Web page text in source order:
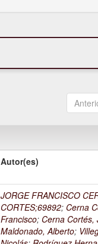
Autor(es)
JORGE FRANCISCO
CORTES;69892; Cerna
Francisco; Cerna Cortés,
Maldonado, Alberto;